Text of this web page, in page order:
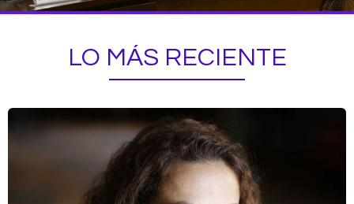
LO MÁS RECIENTE